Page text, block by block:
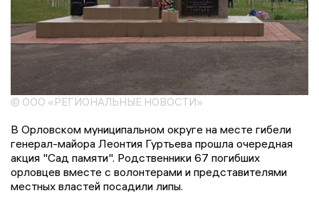
© ООО «РЕГИОНАЛЬНЫЕ НОВОСТИ»
В Орловском муниципальном округе на месте гибели
генерал-майора Леонтия Гуртьева прошла очередная
акция "Сад памяти". Родственники 67 погибших
орловцев вместе с волонтерами и представителями
местных властей посадили липы.